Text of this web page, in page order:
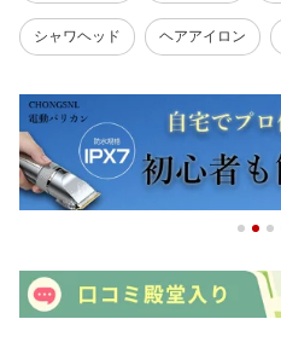
シャワヘッド ヘアアイロン